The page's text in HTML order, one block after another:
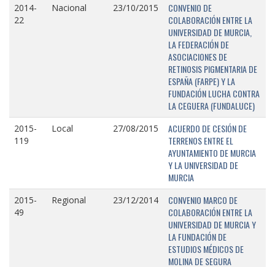
2014-
22
Nacional 23/10/2015
CONVENIO DE
COLABORACIÓN ENTRE LA
UNIVERSIDAD DE MURCIA,
LA FEDERACIÓN DE
ASOCIACIONES DE
RETINOSIS PIGMENTARIA DE
ESPAÑA (FARPE) Y LA
FUNDACIÓN LUCHA CONTRA
LA CEGUERA (FUNDALUCE)
2015-
119
Local 27/08/2015
ACUERDO DE CESIÓN DE
TERRENOS ENTRE EL
AYUNTAMIENTO DE MURCIA
Y LA UNIVERSIDAD DE
MURCIA
2015-
49
Regional 23/12/2014
CONVENIO MARCO DE
COLABORACIÓN ENTRE LA
UNIVERSIDAD DE MURCIA Y
LA FUNDACIÓN DE
ESTUDIOS MÉDICOS DE
MOLINA DE SEGURA